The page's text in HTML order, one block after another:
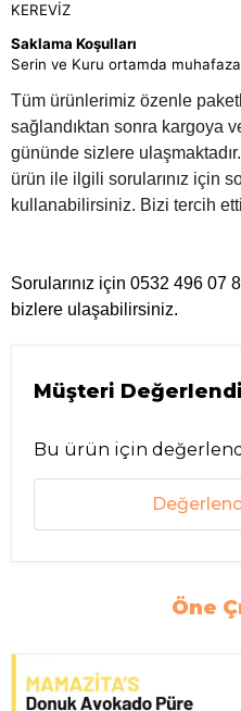
KEREVİZ
Saklama Koşulları
Serin ve Kuru ortamda
Tüm ürünlerimiz özenle
sağlandıktan sonra kargoya
gününde sizlere
ürün ile ilgili sorularınız için
kullanabilirsiniz. Bizi tercih
Sorularınız için 0532 496 07
bizlere ulaşabilirsiniz.
Müşteri
Bu ürün için
Öne